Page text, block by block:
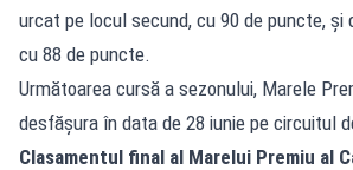
urcat pe locul secund, cu 90 de puncte, şi
cu 88 de puncte.
Următoarea cursă a sezonului, Marele
desfăşura în data de 28 iunie pe circuitul
Clasamentul final al Marelui Premiu al